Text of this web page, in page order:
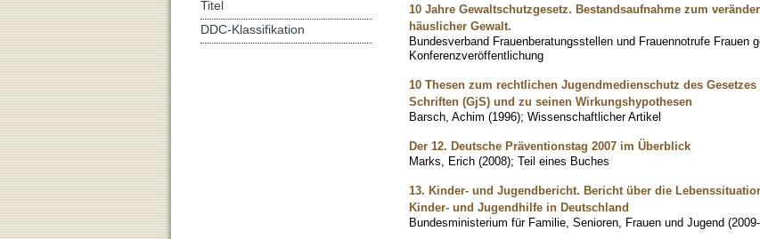
10 Jahre Gewaltschutzgesetz. Bestandsaufnahme zum
häuslicher Gewalt.
Bundesverband Frauenberatungsstellen und Frauennotrufe Frauen
Konferenzveröffentlichung
10 Thesen zum rechtlichen Jugendmedienschutz des
Schriften (GjS) und zu seinen Wirkungshypothesen
Barsch, Achim (1996); Wissenschaftlicher Artikel
Der 12. Deutsche Präventionstag 2007 im Überblick
Marks, Erich (2008); Teil eines Buches
13. Kinder- und Jugendbericht. Bericht über die
Kinder- und Jugendhilfe in Deutschland
Bundesministerium für Familie, Senioren, Frauen und Jugend (
Titel
DDC-Klassifikation